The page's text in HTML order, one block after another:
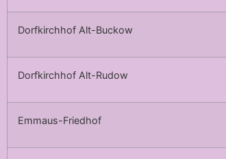
Dorfkirchhof Alt-Buckow
Dorfkirchhof Alt-Rudow
Emmaus-Friedhof